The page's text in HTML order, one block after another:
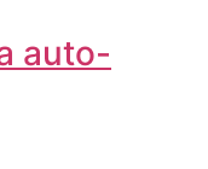
auto-